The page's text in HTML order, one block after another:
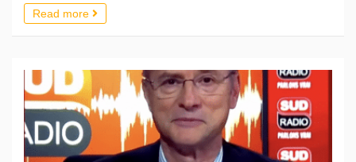
Read more